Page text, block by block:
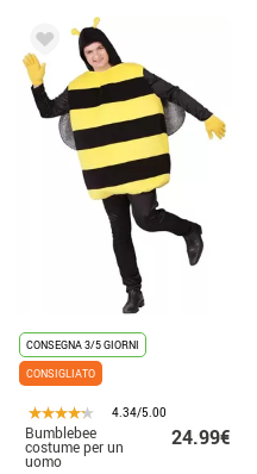
CONSEGNA 3/5 GIORNI
CONSIGLIATO
4.34/5.00
Bumblebee
costume per un
uomo
24.99€